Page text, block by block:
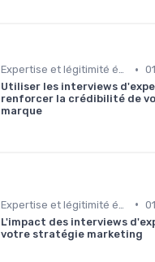
Expertise et légitimité éditoriale •
Utiliser les interviews
renforcer la crédibilité de
marque
•
L'impact des interviews
votre stratégie marketing